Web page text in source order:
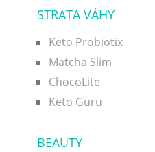
STRATA VÁHY
Keto Probiotix
Matcha Slim
ChocoLite
Keto Guru
BEAUTY